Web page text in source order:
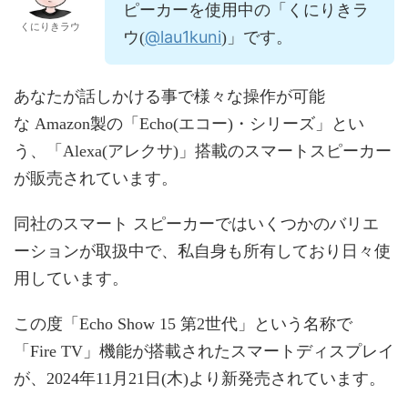
くにりきラウ
ピーカーを使用中の「くにりきラ
ウ(@lau1kuni)」です。
あなたが話しかける事で様々な操作が可能
な Amazon製の「Echo(エコー)・シリーズ」とい
う、「Alexa(アレクサ)」搭載のスマートスピーカー
が販売されています。
同社のスマート スピーカーではいくつかのバリエ
ーションが取扱中で、私自身も所有しており日々使
用しています。
この度「Echo Show 15 第2世代」という名称で
「Fire TV」機能が搭載されたスマートディスプレイ
が、2024年11月21日(木)より新発売されています。